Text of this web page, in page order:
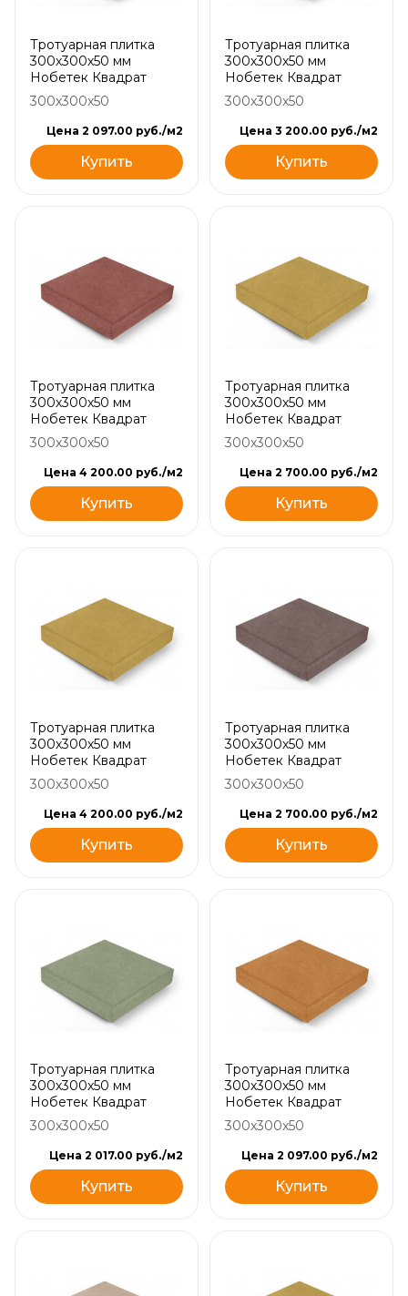
Тротуарная плитка
300х300х50 мм
Нобетек Квадрат
300x300x50
Цена 2 097.00 руб./м2
Купить
Тротуарная плитка
300х300х50 мм
Нобетек Квадрат
300x300x50
Цена 3 200.00 руб./м2
Купить
Тротуарная плитка
300х300х50 мм
Нобетек Квадрат
300x300x50
Цена 4 200.00 руб./м2
Купить
Тротуарная плитка
300х300х50 мм
Нобетек Квадрат
300x300x50
Цена 2 700.00 руб./м2
Купить
Тротуарная плитка
300х300х50 мм
Нобетек Квадрат
300x300x50
Цена 4 200.00 руб./м2
Купить
Тротуарная плитка
300х300х50 мм
Нобетек Квадрат
300x300x50
Цена 2 700.00 руб./м2
Купить
Тротуарная плитка
300х300х50 мм
Нобетек Квадрат
300x300x50
Цена 2 017.00 руб./м2
Купить
Тротуарная плитка
300х300х50 мм
Нобетек Квадрат
300x300x50
Цена 2 097.00 руб./м2
Купить